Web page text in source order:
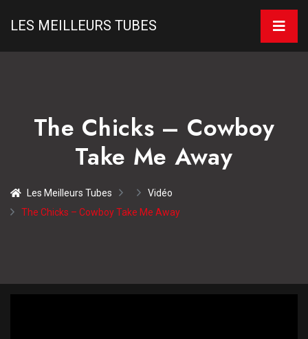
LES MEILLEURS TUBES
The Chicks – Cowboy
Take Me Away
Les Meilleurs Tubes
Vidéo
The Chicks – Cowboy Take Me Away